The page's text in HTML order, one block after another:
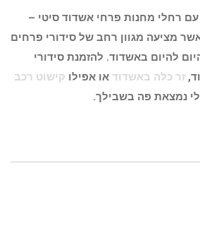
רחלי מחנות פרחי אשדוד סיטי –
מציעה מגוון רחב של סידורי פרחים
להיום באשדוד. להזמנת סידורי
זר כלה באשדוד או אפילו קישוט רכב
נמצאת פה בשבילך.